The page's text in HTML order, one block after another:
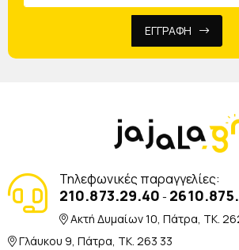
ΕΓΓΡΑΦΗ
Τηλεφωνικές παραγγελίες:
210.873.29.40 -
Ακτή Δυμαίων 10, Πάτρα, TK.
Γλάυκου 9, Πάτρα, TK. 263 33